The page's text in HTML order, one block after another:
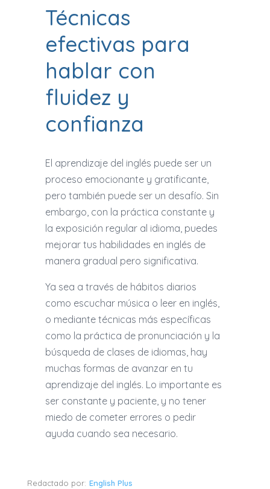
Técnicas
efectivas para
hablar con
fluidez y
confianza
El aprendizaje del inglés puede ser un
proceso emocionante y gratificante,
pero también puede ser un desafío. Sin
embargo, con la práctica constante y
la exposición regular al idioma, puedes
mejorar tus habilidades en inglés de
manera gradual pero significativa.
Ya sea a través de hábitos diarios
como escuchar música o leer en inglés,
o mediante técnicas más específicas
como la práctica de pronunciación y la
búsqueda de clases de idiomas, hay
muchas formas de avanzar en tu
aprendizaje del inglés. Lo importante es
ser constante y paciente, y no tener
miedo de cometer errores o pedir
ayuda cuando sea necesario.
Redactado por: English Plus